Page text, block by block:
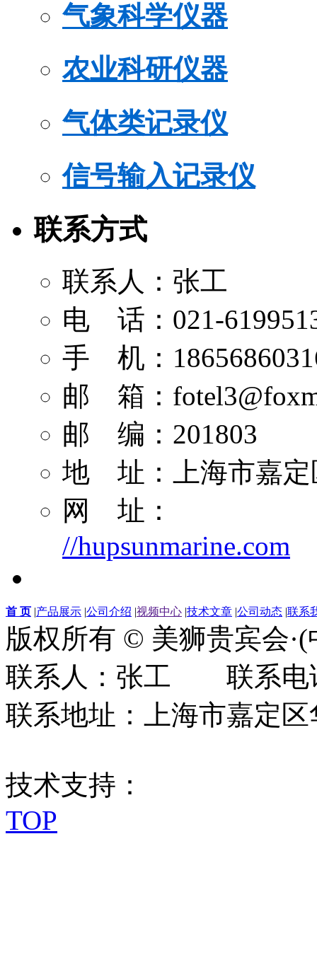
气象科学仪器
农业科研仪器
气体类记录仪
信号输入记录仪
联系方式
联系人：张工
电 话：021-
手 机：
邮 箱：
邮 编：201803
地 址：上海市嘉定
网 址：
//hupsunmarine.com
首 页 |产品展示 |公司介绍 |视频中心 |技术文章 |公司动态 |联系
版权所有 © 美狮贵宾会
联系人：张工 联系电
联系地址：上海市嘉定
技术支持：
TOP